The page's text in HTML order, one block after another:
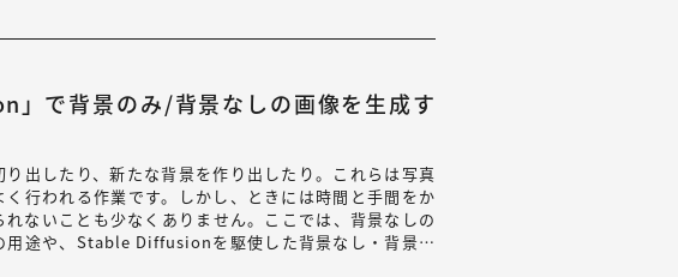
」で背景のみ/背景なしの画像を生成す
出したり、新たな背景を作り出したり。これらは写真
行われる作業です。しかし、ときには時間と手間をか
ないことも少なくありません。ここでは、背景なしの
用途や、Stable Diffusionを駆使した背景なし・背景の
く解説します…